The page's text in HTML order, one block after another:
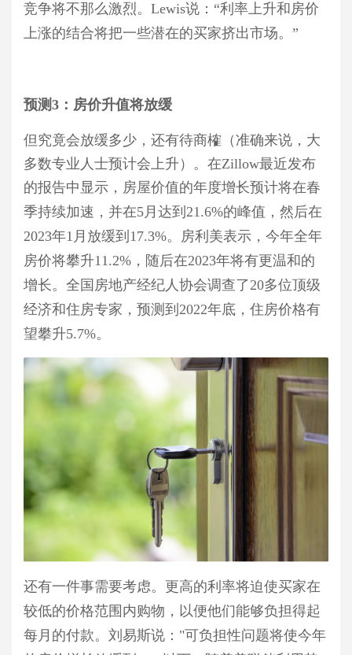
竞争将不那么激烈。Lewis说：“利率上升和房价
上涨的结合将把一些潜在的买家挤出市场。 ”
预测3：房价升值将放缓
但究竟会放缓多少，还有待商榷（准确来说 ，大
多数专业人士预计会上升）。 在Zillow最近发布
的报告中 显示，房屋价值的年度增长预计将在春
季持续加速， 并在5月达到21.6%的峰值，然后在
2023年1 月放缓到 17.3%。房利美表示，今年全年
房价将攀升11.2%，随后在2023年将有更温和的
增长。全国房地产经纪人协会调查了20多位顶级
经济和住房专家，预测到2022年底，住房价格有
望攀升5.7%。
还有一件事需要考虑。更高的利率将迫使买家在
较低的价格范围内购物，以便他们能够负担得起
每月的付款。刘易斯说： "可负担性问题将使今年